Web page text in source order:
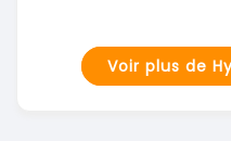
Voir plus de